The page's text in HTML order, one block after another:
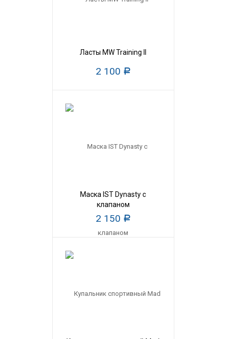
Ласты MW Training II
2 100 Р
Маска IST Dynasty с
клапаном
2 150 Р